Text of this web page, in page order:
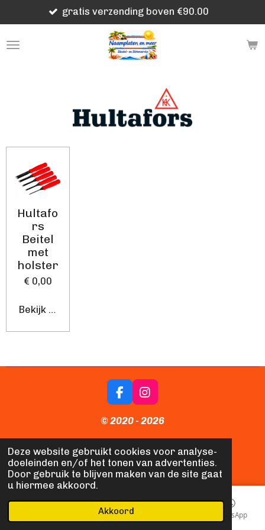
Deze website gebruikt cookies voor analyse-
doeleinden en/of het tonen van advertenties.
Door gebruik te blijven maken van de site gaat
u hiermee akkoord.
Akkoord
direct
naar
gratis verzending boven €90.00
Hultafo
rs
Beitel
met
holster
€ 0,00
Bekijk details
F
a
c
b
o
o
k
I
n
s
a
g
r
a
© 2020 - 2026
Site update 22-4-2026
Telefoonnummer WhatsApp